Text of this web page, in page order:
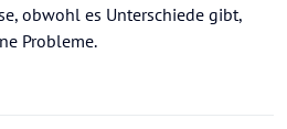
obwohl es Unterschiede gibt,
Probleme.